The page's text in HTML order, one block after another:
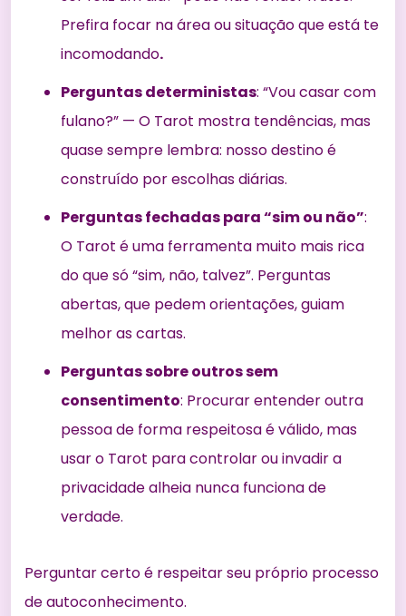
Prefira focar na área ou situação que está te
incomodando.
Perguntas deterministas: “Vou casar com
fulano?” — O Tarot mostra tendências, mas
quase sempre lembra: nosso destino é
construído por escolhas diárias.
Perguntas fechadas para “sim ou não”:
O Tarot é uma ferramenta muito mais rica
do que só “sim, não, talvez”. Perguntas
abertas, que pedem orientações, guiam
melhor as cartas.
Perguntas sobre outros sem
consentimento: Procurar entender outra
pessoa de forma respeitosa é válido, mas
usar o Tarot para controlar ou invadir a
privacidade alheia nunca funciona de
verdade.
Perguntar certo é respeitar seu próprio processo
de autoconhecimento.